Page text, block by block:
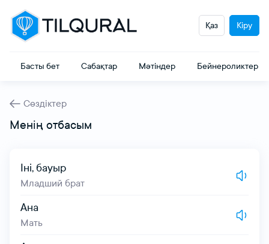
Басты бет Сабақтар Мәтіндер Бейнероликтер
Қаз Кіру
Сөздіктер
Менің отбасым
Іні, бауыр
Младший брат
Ана
Мать